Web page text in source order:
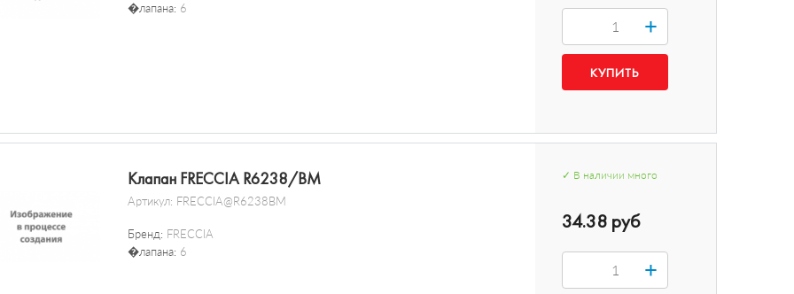
�лапана: 6
+
Клапан FRECCIA R6238/BM
Артикул: FRECCIA@R6238BM
Бренд: FRECCIA
�лапана: 6
✓ В наличии много
34.38 руб
+